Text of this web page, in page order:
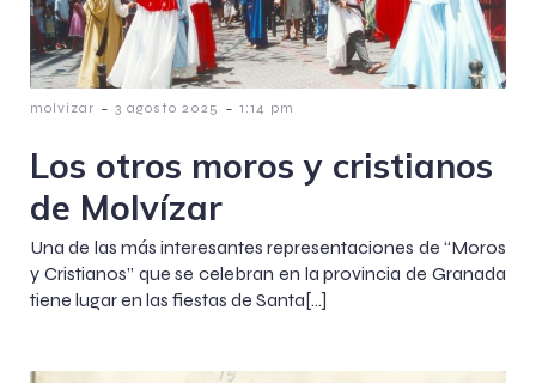
molvizar - 3 agosto 2025 - 1:14 pm
Los otros moros y cristianos
de Molvízar
Una de las más interesantes representaciones de “Moros
y Cristianos” que se celebran en la provincia de Granada
tiene lugar en las fiestas de Santa[…]